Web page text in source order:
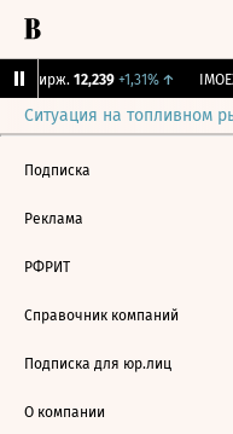
Бирж. 12,239 +1,31%↑ IMOEX
Ситуация на топливном
Подписка
Реклама
РФРИТ
Справочник компаний
Подписка для юр.лиц
О компании